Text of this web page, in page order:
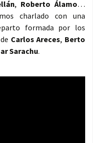
, Roberto Álamo…
charlado con una
formada por los
Carlos Areces, Berto
Sarachu.